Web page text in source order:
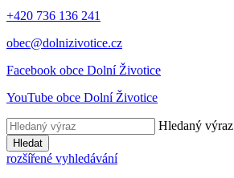
+420 736 136 241
obec@dolnizivotice.cz
Facebook obce Dolní Životice
YouTube obce Dolní Životice
Hledaný výraz
Hledat
rozšířené vyhledávání